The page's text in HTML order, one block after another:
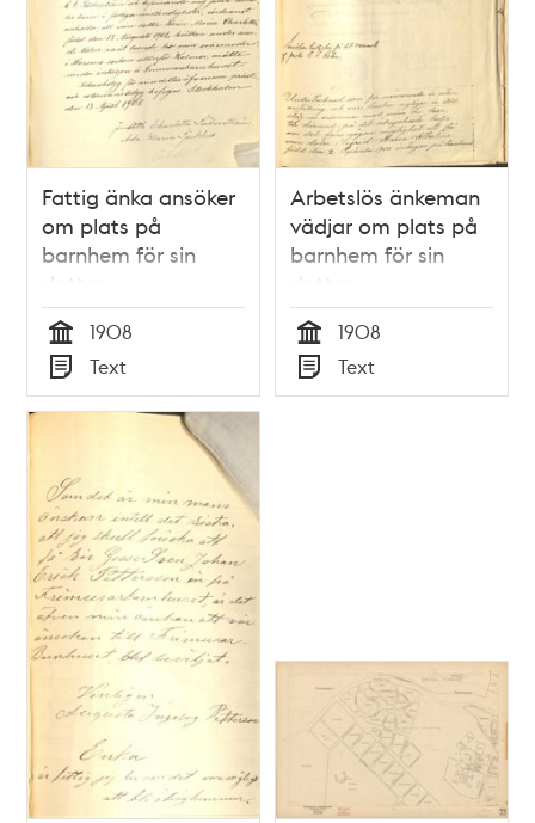
Fattig änka ansöker
om plats på
barnhem för sin
dotter
Tid
1908
Typ
Text
Arbetslös änkeman
vädjar om plats på
barnhem för sin
dotter
Tid
1908
Typ
Text